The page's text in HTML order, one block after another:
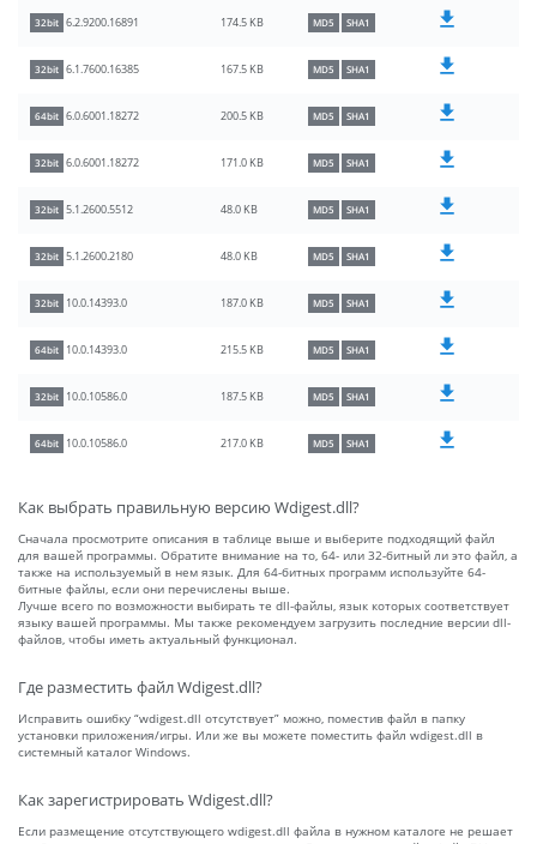
32bit 6.2.9200.16891 174.5 KB MD5 SHA1
32bit 6.1.7600.16385 167.5 KB MD5 SHA1
64bit 6.0.6001.18272 200.5 KB MD5 SHA1
32bit 6.0.6001.18272 171.0 KB MD5 SHA1
32bit 5.1.2600.5512 48.0 KB MD5 SHA1
32bit 5.1.2600.2180 48.0 KB MD5 SHA1
32bit 10.0.14393.0 187.0 KB MD5 SHA1
64bit 10.0.14393.0 215.5 KB MD5 SHA1
32bit 10.0.10586.0 187.5 KB MD5 SHA1
64bit 10.0.10586.0 217.0 KB MD5 SHA1
Как выбрать правильную версию Wdigest.dll?
Сначала просмотрите описания в таблице выше и выберите подходящий файл
для вашей программы. Обратите внимание на то, 64- или 32-битный ли это файл, а
также на используемый в нем язык. Для 64-битных программ используйте 64-
битные файлы, если они перечислены выше.
Лучше всего по возможности выбирать те dll-файлы, язык которых соответствует
языку вашей программы. Мы также рекомендуем загрузить последние версии dll-
файлов, чтобы иметь актуальный функционал.
Где разместить файл Wdigest.dll?
Исправить ошибку “wdigest.dll отсутствует” можно, поместив файл в папку
установки приложения/игры. Или же вы можете поместить файл wdigest.dll в
системный каталог Windows.
Как зарегистрировать Wdigest.dll?
Если размещение отсутствующего wdigest.dll файла в нужном каталоге не решает